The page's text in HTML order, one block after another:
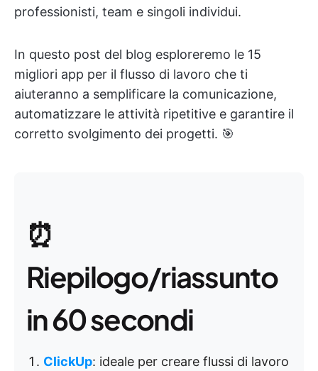
professionisti, team e singoli individui.
In questo post del blog esploreremo le 15
migliori app per il flusso di lavoro che ti
aiuteranno a semplificare la comunicazione,
automatizzare le attività ripetitive e garantire il
corretto svolgimento dei progetti. 🎯
⏰
Riepilogo/riassunto
in 60 secondi
ClickUp: ideale per creare flussi di lavoro